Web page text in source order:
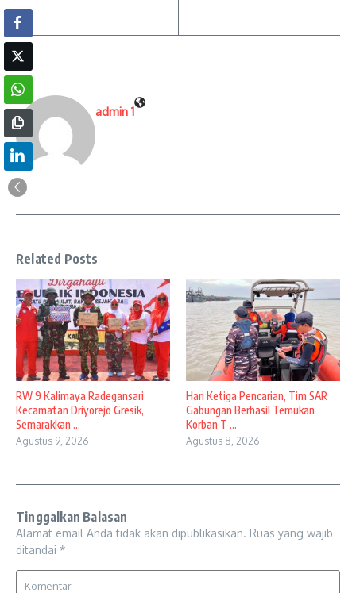
admin 1
Related Posts
RW 9 Kalimaya Radegansari
Kecamatan Driyorejo Gresik,
Semarakkan ...
Agustus 9, 2026
Hari Ketiga Pencarian, Tim SAR
Gabungan Berhasil Temukan
Korban T ...
Agustus 8, 2026
Tinggalkan Balasan
Alamat email Anda tidak akan dipublikasikan. Ruas yang wajib
ditandai *